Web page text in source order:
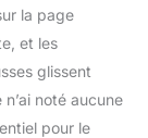
de
de lit
est
de
offrant
la page
et les
glissent
noté aucune
pour le